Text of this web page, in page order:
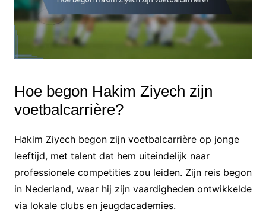
Hoe begon Hakim Ziyech zijn
voetbalcarrière?
Hakim Ziyech begon zijn voetbalcarrière op jonge
leeftijd, met talent dat hem uiteindelijk naar
professionele competities zou leiden. Zijn reis begon
in Nederland, waar hij zijn vaardigheden ontwikkelde
via lokale clubs en jeugdacademies.